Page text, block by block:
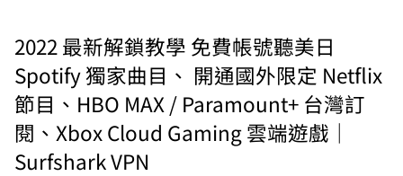
2022 最新解鎖教學 免費帳號聽美日
Spotify 獨家曲目、 開通國外限定 Netflix
節目、HBO MAX / Paramount+ 台灣訂
閱、Xbox Cloud Gaming 雲端遊戲｜
Surfshark VPN